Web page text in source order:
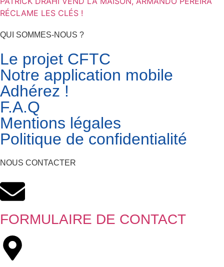
RÉCLAME LES CLÉS !
QUI SOMMES-NOUS ?
Le projet CFTC
Notre application mobile
Adhérez !
F.A.Q
Mentions légales
Politique de confidentialité
NOUS CONTACTER
FORMULAIRE DE CONTACT